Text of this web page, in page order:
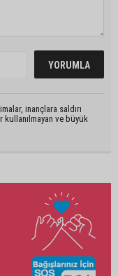
inançlara saldırı
kullanılmayan ve büyük